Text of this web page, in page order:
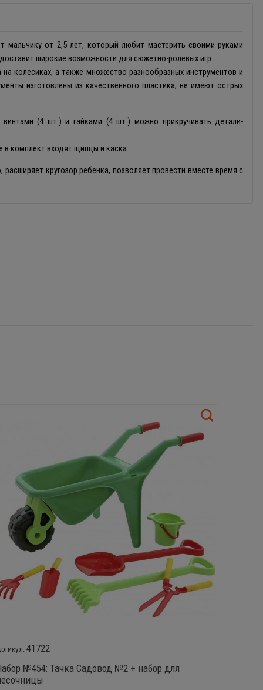
мальчику от 2,5 лет, который любит мастерить своими руками
широкие возможности для сюжетно-ролевых игр.
колесиках, а также множество разнообразных инструментов и
изготовлены из качественного пластика, не имеют острых
(4 шт.) и гайками (4 шт.) можно прикручивать детали-
комплект входят щипцы и каска.
кругозор ребенка, позволяет провести вместе время с
41722
№454: Тачка Садовод №2 + набор для